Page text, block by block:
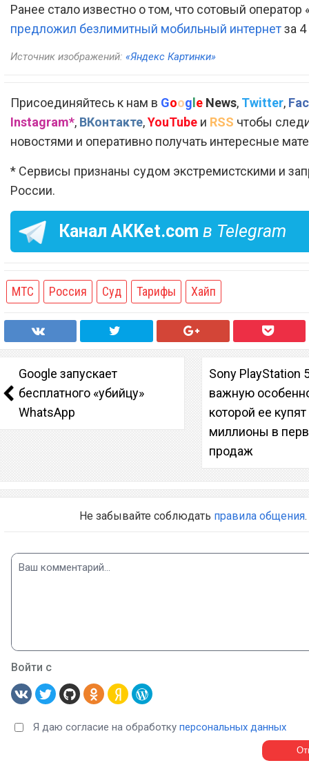
Ранее стало известно о том, что сотовый оператор
предложил безлимитный мобильный интернетза
Источник изображений: «Яндекс Картинки»
Присоединяйтесь к нам в Google News, Twitter,
Instagram*, ВКонтакте,YouTube и RSS чтобы
новостями и оперативно получать интересные
* Сервисы признаны судом экстремистскими и
России.
Канал AKKet.com в Telegram
МТС Россия Суд Тарифы Хайп
Google запускает
бесплатного «убийцу»
WhatsApp
Sony PlayStation
важную
которой ее купят
миллионы в
продаж
Не забывайте соблюдать правила общения.
Войти с
Я даю согласие на обработку персональных данных